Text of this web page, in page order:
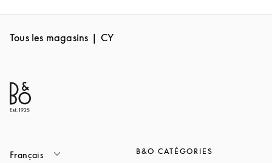
Tous les magasins CY
Français B&O CATÉGORIES